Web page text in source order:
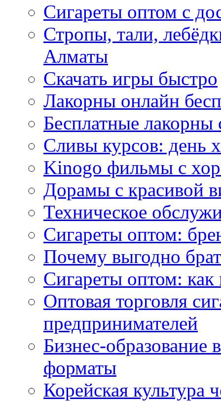
Сигареты оптом с
Стропы, тали,
Алматы
Скачать игры быстро
Лакорны онлайн
Бесплатные лакорны
Сливы курсов: день
Kinogo фильмы с
Дорамы с красивой
Техническое
Сигареты оптом:
Почему выгодно
Сигареты оптом: как
Оптовая торговля
предпринимателей
Бизнес-образование
форматы
Корейская культура